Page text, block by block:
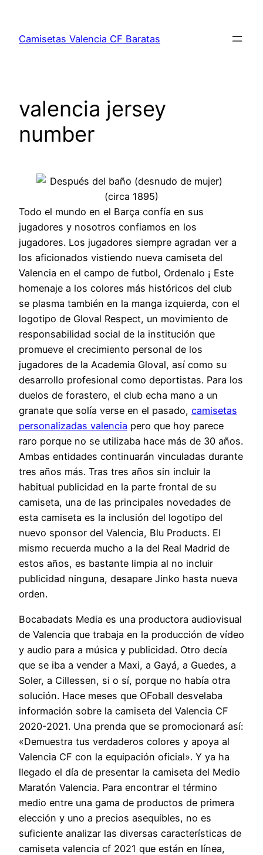
contenido
Camisetas Valencia CF Baratas
valencia jersey
number
Todo el mundo en el Barça confía en sus
jugadores y nosotros confiamos en los
jugadores. Los jugadores siempre agradan ver a
los aficionados vistiendo nueva camiseta del
Valencia en el campo de futbol, Ordenalo ¡ Este
homenaje a los colores más históricos del club
se plasma también en la manga izquierda, con el
logotipo de Gloval Respect, un movimiento de
responsabilidad social de la institución que
promueve el crecimiento personal de los
jugadores de la Academia Gloval, así como su
desarrollo profesional como deportistas. Para los
duelos de forastero, el club echa mano a un
granate que solía verse en el pasado, camisetas
personalizadas valencia pero que hoy parece
raro porque no se utilizaba hace más de 30 años.
Ambas entidades continuarán vinculadas durante
tres años más. Tras tres años sin incluir la
habitual publicidad en la parte frontal de su
camiseta, una de las principales novedades de
esta camiseta es la inclusión del logotipo del
nuevo sponsor del Valencia, Blu Products. El
mismo recuerda mucho a la del Real Madrid de
estos años, es bastante limpia al no incluir
publicidad ninguna, desapare Jinko hasta nueva
orden.
Bocabadats Media es una productora audiovisual
de Valencia que trabaja en la producción de vídeo
y audio para a música y publicidad. Otro decía
que se iba a vender a Maxi, a Gayá, a Guedes, a
Soler, a Cillessen, si o sí, porque no había otra
solución. Hace meses que OFoball desvelaba
información sobre la camiseta del Valencia CF
2020-2021. Una prenda que se promocionará así:
«Demuestra tus verdaderos colores y apoya al
Valencia CF con la equipación oficial». Y ya ha
llegado el día de presentar la camiseta del Medio
Maratón Valencia. Para encontrar el término
medio entre una gama de productos de primera
elección y uno a precios asequibles, no es
suficiente analizar las diversas características de
camiseta valencia cf 2021 que están en línea,